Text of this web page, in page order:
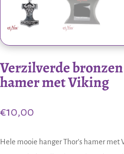
Verzilverde bronzen
hamer met Viking
€10,00
Hele mooie hanger Thor’s hamer